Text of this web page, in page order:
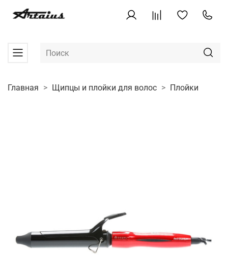
Главная Щипцы и плойки для волос Плойки